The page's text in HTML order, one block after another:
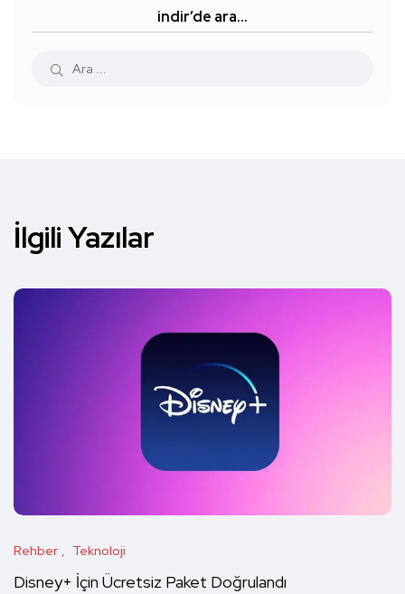
indir’de ara…
İlgili Yazılar
Rehber Teknoloji
Disney+ İçin Ücretsiz Paket Doğrulandı